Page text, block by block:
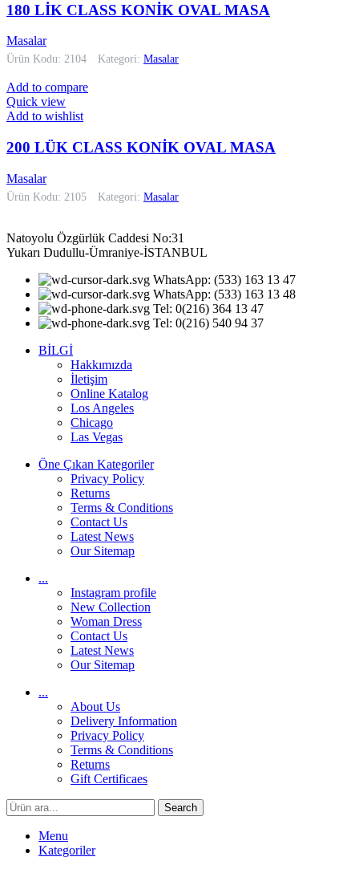
180 LİK CLASS KONİK OVAL MASA
Masalar
Ürün Kodu: 2104 Kategori: Masalar
Add to compare
Quick view
Add to wishlist
200 LÜK CLASS KONİK OVAL MASA
Masalar
Ürün Kodu: 2105 Kategori: Masalar
Natoyolu Özgürlük Caddesi No:31
Yukarı Dudullu-Ümraniye-İSTANBUL
WhatsApp: (533) 163 13 47
WhatsApp: (533) 163 13 48
Tel: 0(216) 364 13 47
Tel: 0(216) 540 94 37
BİLGİ
Hakkımızda
İletişim
Online Katalog
Los Angeles
Chicago
Las Vegas
Öne Çıkan Kategoriler
Privacy Policy
Returns
Terms & Conditions
Contact Us
Latest News
Our Sitemap
...
Instagram profile
New Collection
Woman Dress
Contact Us
Latest News
Our Sitemap
...
About Us
Delivery Information
Privacy Policy
Terms & Conditions
Returns
Gift Certificaes
Search
Menu
Kategoriler